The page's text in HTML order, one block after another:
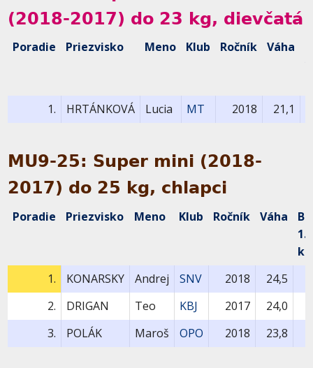
(2018-2017) do 23 kg, dievčatá
Poradie Priezvisko Meno Klub Ročník Váha
1.
HRTÁNKOVÁ Lucia MT 2018 21,1
MU9-25: Super mini (2018-
2017) do 25 kg, chlapci
Poradie Priezvisko Meno Klub Ročník Váha
1.
1.
KONARSKY Andrej SNV 2018
24,5
2.
DRIGAN Teo KBJ 2017
24,0
3.
POLÁK Maroš OPO 2018 23,8